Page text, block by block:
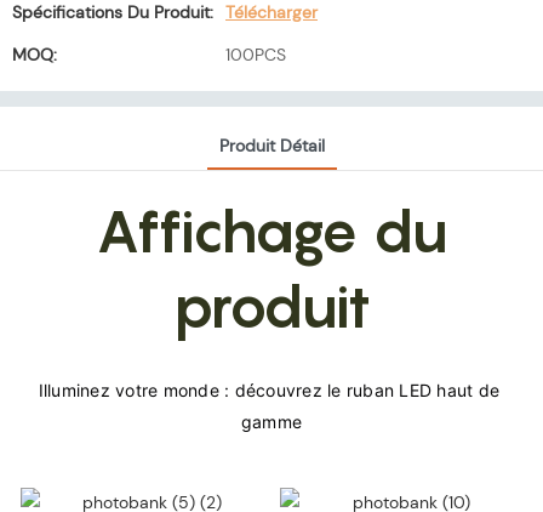
Spécifications Du Produit: Télécharger
MOQ:
100PCS
Produit Détail
Affichage du
produit
Illuminez votre monde : découvrez le ruban LED haut de